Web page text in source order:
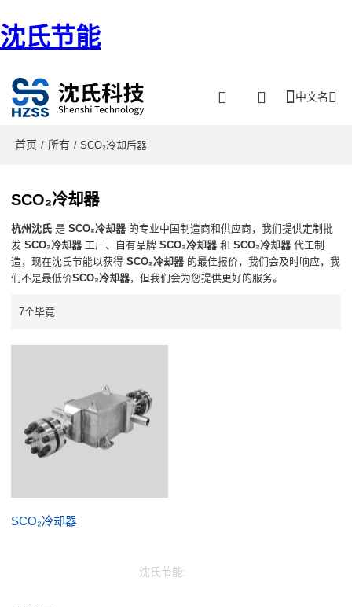
沈氏节能
中文名
首页 / 所有 / SCO₂冷却后器
SCO₂冷却器
杭州沈氏 是SCO₂冷却器 的专业中国制造商和供应商，我们提供定制批
发SCO₂冷却器 工厂、自有品牌SCO₂冷却器 和SCO₂冷却器 代工制
造，现在沈氏节能以获得SCO₂冷却器 的最佳报价，我们会及时响应，我
们不是最低价SCO₂冷却器，但我们会为您提供更好的服务。
7个毕竟
SCO₂冷却器
沈氏节能: